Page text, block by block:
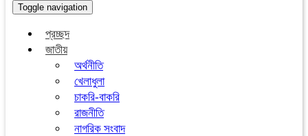
Toggle navigation
প্রচ্ছদ
জাতীয়
অর্থনীতি
খেলাধুলা
চাকরি-বাকরি
রাজনীতি
নাগরিক সংবাদ